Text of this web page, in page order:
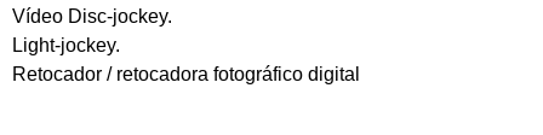
Vídeo Disc-jockey.
Light-jockey.
Retocador / retocadora fotográfico digital